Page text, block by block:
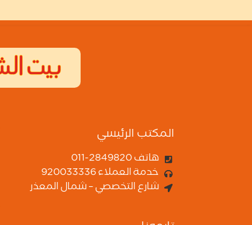
المكتب الرئيسي
هاتف 2849820-011
خدمة العملاء 920033336
شارع التخصصي – شمال المعذر